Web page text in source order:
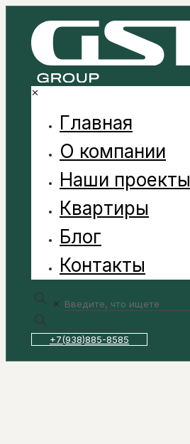
✕
Главная
О компании
Наши проекты
Квартиры
Блог
Контакты
✕
+7(938)885-8585